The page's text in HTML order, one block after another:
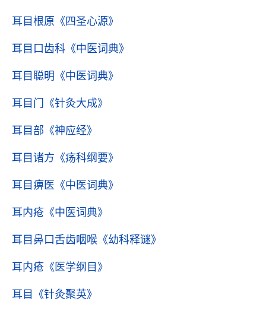
耳目根原 《四圣心源》
耳目口齿科 《中医词典》
耳目聪明 《中医词典》
耳目门 《针灸大成》
耳目部 《神应经》
耳目诸方 《疡科纲要》
耳目痹医 《中医词典》
耳内疮 《中医词典》
耳目鼻口舌齿咽喉 《幼科释谜》
耳内疮 《医学纲目》
耳目 《针灸聚英》